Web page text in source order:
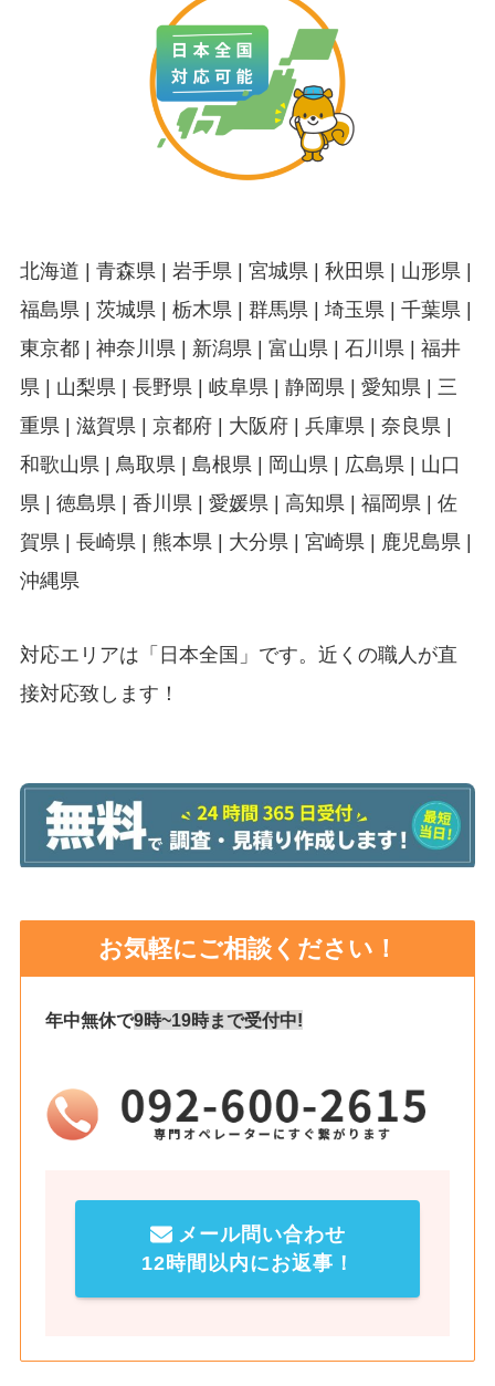
北海道 | 青森県 | 岩手県 | 宮城県 | 秋田県 | 山形県 |
福島県 | 茨城県 | 栃木県 | 群馬県 | 埼玉県 | 千葉県 |
東京都 | 神奈川県 | 新潟県 | 富山県 | 石川県 | 福井
県 | 山梨県 | 長野県 | 岐阜県 | 静岡県 | 愛知県 | 三
重県 | 滋賀県 | 京都府 | 大阪府 | 兵庫県 | 奈良県 |
和歌山県 | 鳥取県 | 島根県 | 岡山県 | 広島県 | 山口
県 | 徳島県 | 香川県 | 愛媛県 | 高知県 | 福岡県 | 佐
賀県 | 長崎県 | 熊本県 | 大分県 | 宮崎県 | 鹿児島県 |
沖縄県
対応エリアは「日本全国」です。近くの職人が直
接対応致します！
お気軽にご相談ください！
年中無休で9時~19時まで受付中!
メール問い合わせ
12時間以内にお返事！